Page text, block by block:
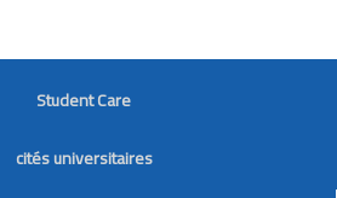
FOOTER
Student Care
cités universitaires